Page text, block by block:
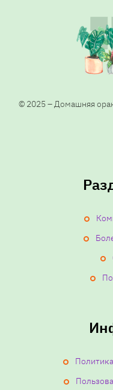
© 2025 – Домашняя